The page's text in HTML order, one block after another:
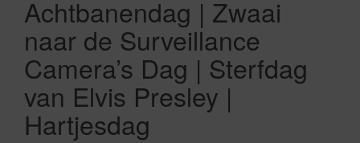
Achtbanendag | Zwaai
naar de Surveillance
Camera’s Dag | Sterfdag
van Elvis Presley |
Hartjesdag